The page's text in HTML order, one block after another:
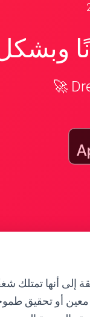
إلى أنها تمتلك
أو تحقيق